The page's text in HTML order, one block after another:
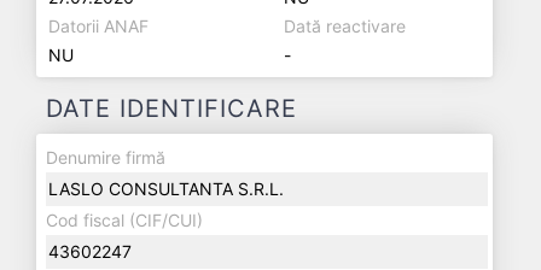
Datorii ANAF
NU
Dată reactivare
-
DATE IDENTIFICARE
Denumire firmă
LASLO CONSULTANTA S.R.L.
Cod fiscal (CIF/CUI)
43602247